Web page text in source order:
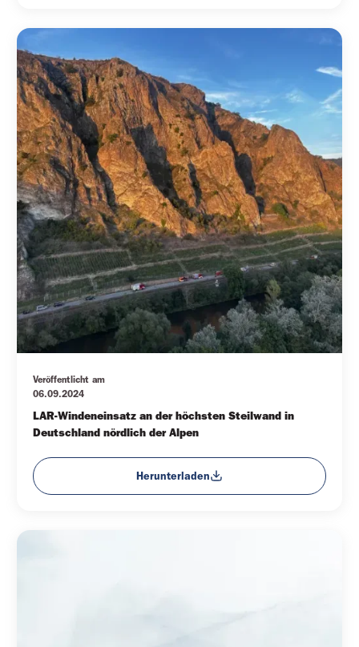
Veröffentlicht am
06.09.2024
LAR-Windeneinsatz an der höchsten Steilwand in
Deutschland nördlich der Alpen
Herunterladen